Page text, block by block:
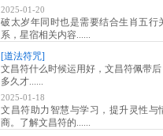
2025-01-20
破太岁年同时也是需要结合生肖五行
系，星宿相关内容......
[道法符咒]
文昌符什么时候运用好，文昌符佩带后
多久才......
2025-01-18
文昌符助力智慧与学习，提升灵性与
商。了解文昌符的......